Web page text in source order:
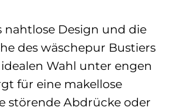
nahtlose Design und die
des wäschepur Bustiers
Wahl unter engen
für eine makellose
störende Abdrücke oder